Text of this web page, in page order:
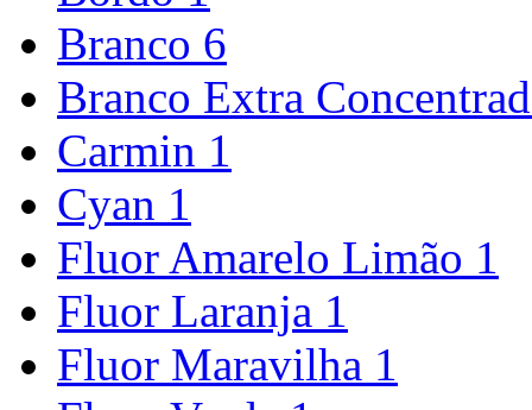
Branco 6
Branco Extra
Carmin 1
Cyan 1
Fluor Amarelo Limão 1
Fluor Laranja 1
Fluor Maravilha 1